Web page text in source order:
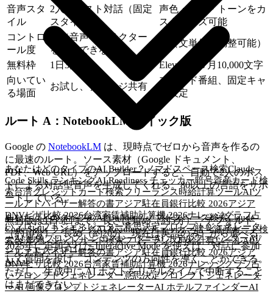
あなたはどのタイプのAI Builder？ノマドスペース検索Claude
Code Skills ランキングAI Readiness チェッカー暗号資産カード検
索台湾クレジットカード検索フリーランス時給計算ツールAIツ
ールアドバイザー解答の書アジア駐在員銀行比較 2026アジア
DNVビザ比較 2026台湾家賃補助計算機 2026ナレッジグラフ占
いプロンプトジェネレーター意思決定プロンプトジェネレータ
ーAI 画像プロンプトジェネレーターAI ホテルファインダーAI
シティエクスプローラー
AI Lab
あなたはどのタイプのAI Builder？ノマドスペース検索Claude
Code Skills ランキングAI Readiness チェッカー暗号資産カード検
索台湾クレジットカード検索フリーランス時給計算ツールAIツ
ールアドバイザー解答の書アジア駐在員銀行比較 2026アジア
DNVビザ比較 2026台湾家賃補助計算機 2026ナレッジグラフ占
いプロンプトジェネレーター意思決定プロンプトジェネレータ
ーAI 画像プロンプトジェネレーターAI ホテルファインダーAI
音声スタ
イル
2人のホスト対話（固定
スタイル）
声色・速度・トーンをカ
スタマイズ可能
コントロ
ール度
低（音声キャラクター
を指定できない）
高（文単位で調整可能）
無料枠 1日3回
ElevenLabs 月10,000文字
向いてい
る場面
お試し、ナレッジ共有
ブランド番組、固定キャ
ラ設定
ルート A：NotebookLM クイック版
Google の NotebookLM は、現時点でゼロから音声を作るの
に最速のルート。ソース素材（Google ドキュメント、
PDF、Web URL）をアップロードすると、自動で2人のホス
トによる対話型音声を生成してくれる。80以上の言語をサポ
ートしている。
無料版は1日3回まで。長さは短め（約5分）、デフォルト
（約10分）、長め（約20分、現在は英語のみ）から選べる。
2025年に追加された Interactive Mode を使えば、対話に参加
して質問を投げ、コンテンツの方向性を導くことができる。
ただし、生成中に AI ホストをリアルタイムで中断すること
はまだできない。